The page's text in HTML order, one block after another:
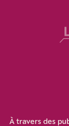
À travers des